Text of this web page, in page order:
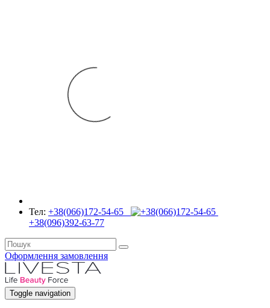
Тел: +38(066)172-54-65
+38(096)392-63-77
Оформлення замовлення
Toggle navigation